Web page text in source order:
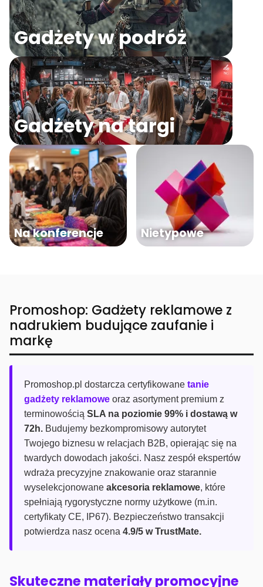
Gadżety w podróż
Gadżety na targi
Na konferencje Nietypowe
Promoshop: Gadżety reklamowe z
nadrukiem budujące zaufanie i
markę
Promoshop.pl dostarcza certyfikowane tanie
gadżety reklamowe oraz asortyment premium z
terminowością SLA na poziomie 99% i dostawą w
72h. Budujemy bezkompromisowy autorytet
Twojego biznesu w relacjach B2B, opierając się na
twardych dowodach jakości. Nasz zespół ekspertów
wdraża precyzyjne znakowanie oraz starannie
wyselekcjonowane akcesoria reklamowe, które
spełniają rygorystyczne normy użytkowe (m.in.
certyfikaty CE, IP67). Bezpieczeństwo transakcji
potwierdza nasz ocena 4.9/5 w TrustMate.
Skuteczne materiały promocyjne